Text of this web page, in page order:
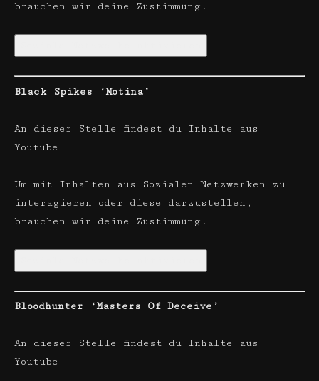
brauchen wir deine Zustimmung.
Black Spikes ‘Motina’
An dieser Stelle findest du Inhalte aus
Youtube
Um mit Inhalten aus Sozialen Netzwerken zu
interagieren oder diese darzustellen,
brauchen wir deine Zustimmung.
Bloodhunter ‘Masters Of Deceive’
An dieser Stelle findest du Inhalte aus
Youtube